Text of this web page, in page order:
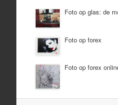
Foto op glas: de
Foto op forex
Foto op forex